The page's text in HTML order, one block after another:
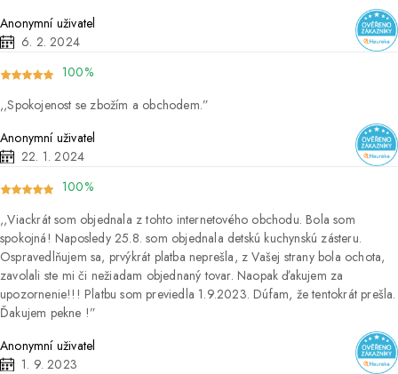
Anonymní uživatel
6. 2. 2024
100%
Spokojenost se zbožím a obchodem.
Anonymní uživatel
22. 1. 2024
100%
Viackrát som objednala z tohto internetového obchodu. Bola som
spokojná! Naposledy 25.8. som objednala detskú kuchynskú zásteru.
Ospravedlňujem sa, prvýkrát platba neprešla, z Vašej strany bola ochota,
zavolali ste mi či nežiadam objednaný tovar. Naopak ďakujem za
upozornenie!!! Platbu som previedla 1.9.2023. Dúfam, že tentokrát prešla.
Ďakujem pekne !
Anonymní uživatel
1. 9. 2023